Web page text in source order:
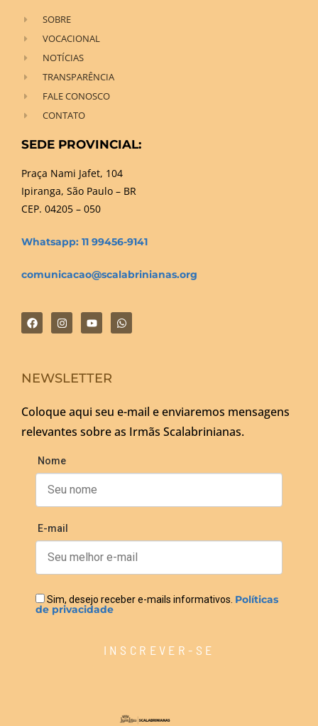
SOBRE
VOCACIONAL
NOTÍCIAS
TRANSPARÊNCIA
FALE CONOSCO
CONTATO
SEDE PROVINCIAL:
Praça Nami Jafet, 104
Ipiranga, São Paulo – BR
CEP. 04205 – 050
Whatsapp: 11 99456-9141
comunicacao@scalabrinianas.org
NEWSLETTER
Coloque aqui seu e-mail e enviaremos mensagens
relevantes sobre as Irmãs Scalabrinianas.
Nome
E-mail
Sim, desejo receber e-mails informativos. Políticas
de privacidade
INSCREVER-SE